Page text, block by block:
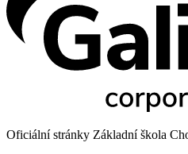
Oficiální stránky Základní škola